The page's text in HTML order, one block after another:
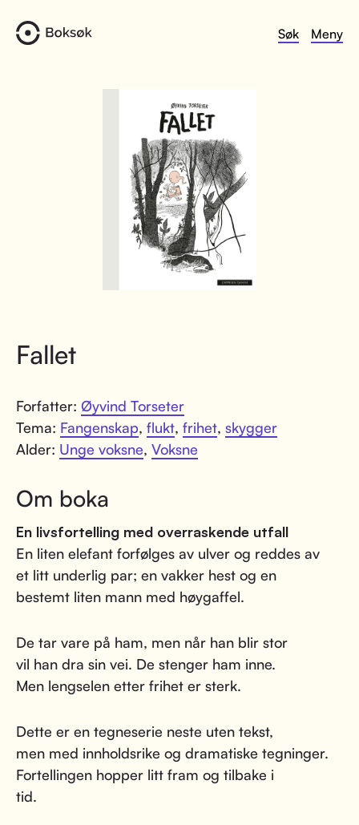
Søk Meny
Fallet
Forfatter: Øyvind Torseter
Tema: Fangenskap, flukt, frihet, skygger
Alder: Unge voksne, Voksne
Om boka
En livsfortelling med overraskende utfall
En liten elefant forfølges av ulver og reddes av
et litt underlig par; en vakker hest og en
bestemt liten mann med høygaffel.
De tar vare på ham, men når han blir stor
vil han dra sin vei. De stenger ham inne.
Men lengselen etter frihet er sterk.
Dette er en tegneserie neste uten tekst,
men med innholdsrike og dramatiske tegninger.
Fortellingen hopper litt fram og tilbake i
tid.